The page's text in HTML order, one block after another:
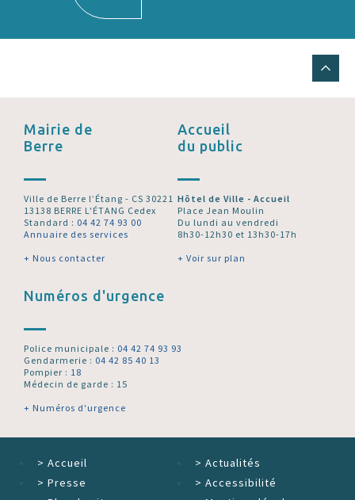
Mairie de
Berre
Ville de Berre l’Étang - CS 30221
13138 BERRE L'ÉTANG Cedex
Standard : 04 42 74 93 00
Annuaire des services
+ Nous contacter
Accueil
du public
Hôtel de Ville - Accueil
Place Jean Moulin
Du lundi au vendredi
8h30-12h30 et 13h30-17h
+ Voir sur plan
Numéros d'urgence
Police municipale : 04 42 74 93 93
Gendarmerie : 04 42 85 40 13
Pompier : 18
Médecin de garde : 15
+ Numéros d'urgence
> Accueil > Actualités
> Presse > Accessibilité